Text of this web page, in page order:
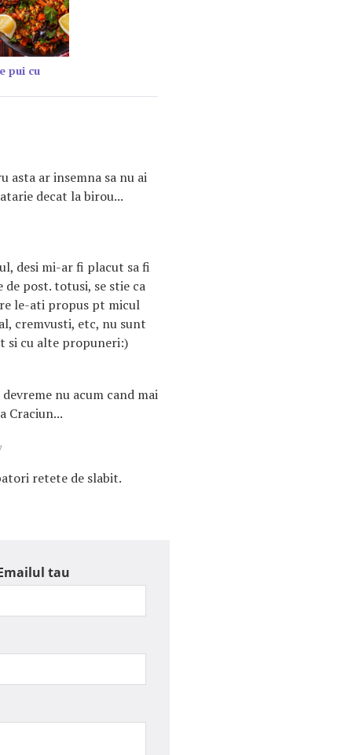
pui cu
asta ar insemna sa nu ai
decat la birou...
desi mi-ar fi placut sa fi
post. totusi, se stie ca
le-ati propus pt micul
cremvusti, etc, nu sunt
si cu alte propuneri:)
nu acum cand mai
Craciun...
retete de slabit.
tau